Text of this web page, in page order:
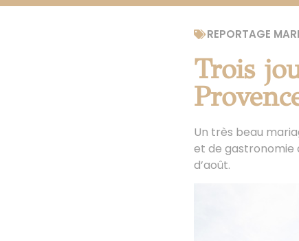
REPORTAGE
Trois
Un très beau
et de gastronomie
d’août.